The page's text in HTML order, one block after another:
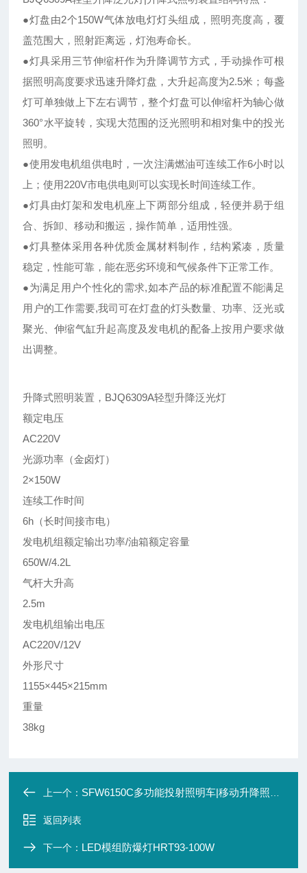
●灯盘由2个150W气体放电灯灯头组成，照明亮度高，覆
盖范围大，照射距离远，灯泡寿命长。
●灯具采用三节伸缩杆作为升降调节方式，手动操作可根
据照明高度要求迅速升降灯盘，大升起高度为2.5米；每盏
灯可单独做上下左右调节，整个灯盘可以伸缩杆为轴心做
360°水平旋转，实现大范围的泛光照明和相对集中的投光
照明。
●使用发电机组供电时，一次注满燃油可连续工作6小时以
上；使用220V市电供电则可以实现长时间连续工作。
●灯具由灯架和发电机座上下两部分组成，轻便并易于组
合、拆卸、移动和搬运，操作简单，适用性强。
●灯具整体采用各种优质金属材料制作，结构紧凑，质量
稳定，性能可靠，能在恶劣环境和气候条件下正常工作。
●为满足用户个性化的需求,如本产品的标准配置不能满足
用户的工作需要,我司可在灯盘的灯头数量、功率、泛光或
聚光、伸缩气缸升起高度及发电机的配备上按用户要求做
出调整。
升降式照明装置，BJQ6309A轻型升降泛光灯
额定电压
AC220V
光源功率（金卤灯）
2×150W
连续工作时间
6h（长时间接市电）
发电机组额定输出功率/油箱额定容量
650W/4.2L
气杆大升高
2.5m
发电机组输出电压
AC220V/12V
外形尺寸
1155×445×215mm
重量
38kg
上一个： SFW6150C多功能投射照明车|移动升降照明灯
返回列表
下一个： LED模组防爆灯HRT93-100W